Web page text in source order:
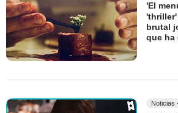
'El
brutal
que ha
Noticias